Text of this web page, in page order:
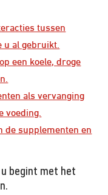
tussen
al gebruikt.
een koele, droge
als vervanging
voeding.
de supplementen en
begint met het